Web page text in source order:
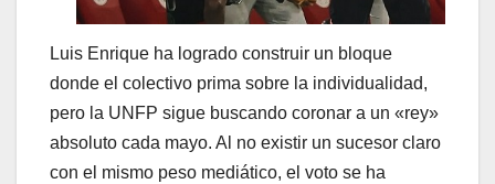
Luis Enrique ha logrado construir un bloque
donde el colectivo prima sobre la individualidad,
pero la UNFP sigue buscando coronar a un «rey»
absoluto cada mayo. Al no existir un sucesor claro
con el mismo peso mediático, el voto se ha